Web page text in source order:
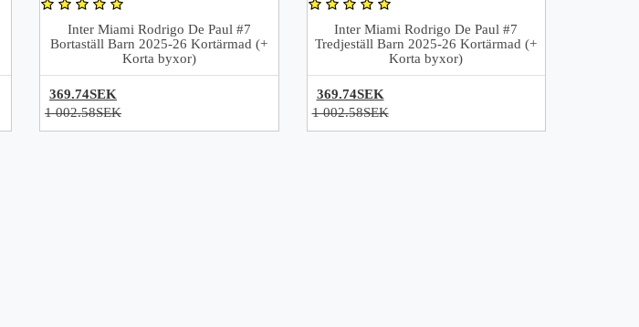
Inter Miami Rodrigo De Paul #7
Bortaställ Barn 2025-26 Kortärmad (+
Korta byxor)
369.74SEK
1 002.58SEK
Inter Miami Rodrigo De Paul #7
Tredjeställ Barn 2025-26 Kortärmad (+
Korta byxor)
369.74SEK
1 002.58SEK